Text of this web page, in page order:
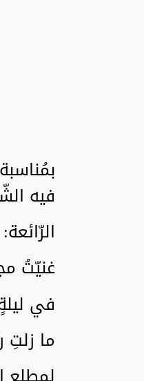
فيه
الرّائعة:
غنيّتُ
في
ما زلتِ